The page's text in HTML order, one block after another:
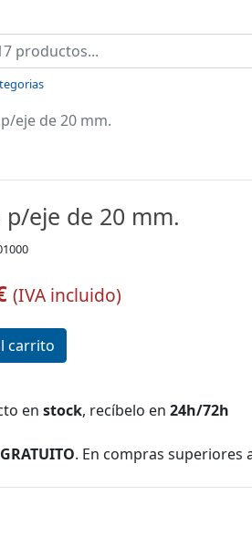
eje de 20 mm.
eje de 20 mm.
(IVA incluido)
en stock, recíbelo en 24h/72h
. En compras superiores